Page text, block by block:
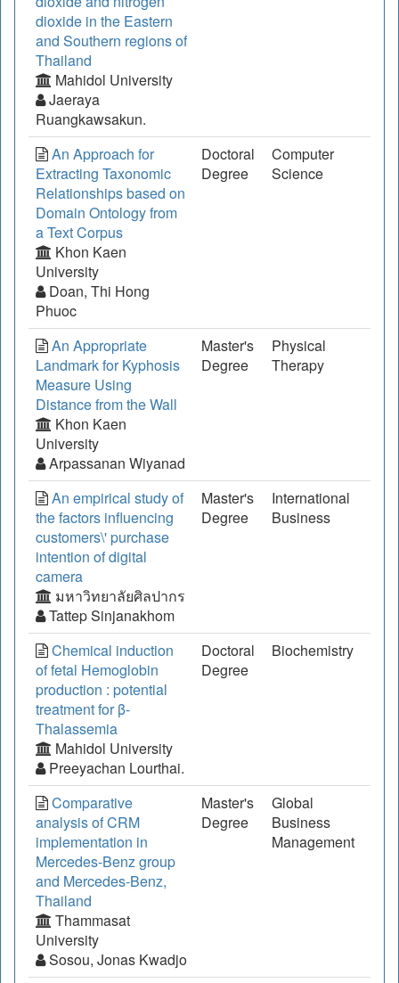
dioxide in the Eastern
and Southern regions of
Thailand
Mahidol University
Jaeraya
Ruangkawsakun.
An Approach for
Extracting Taxonomic
Relationships based on
Domain Ontology from
a Text Corpus
Khon Kaen
University
Doan, Thi Hong
Phuoc
Doctoral
Degree
Computer
Science
An Appropriate
Landmark for Kyphosis
Measure Using
Distance from the Wall
Khon Kaen
University
Arpassanan Wiyanad
Master's
Degree
Physical
Therapy
An empirical study of
the factors influencing
customers\' purchase
intention of digital
camera
มหาวิทยาลัยศิลปากร
Tattep Sinjanakhom
Master's
Degree
International
Business
Chemical induction
of fetal Hemoglobin
production : potential
treatment for β-
Thalassemia
Mahidol University
Preeyachan Lourthai.
Doctoral
Degree
Biochemistry
Comparative
analysis of CRM
implementation in
Mercedes-Benz group
and Mercedes-Benz,
Thailand
Thammasat
University
Sosou, Jonas Kwadjo
Master's
Degree
Global
Business
Management